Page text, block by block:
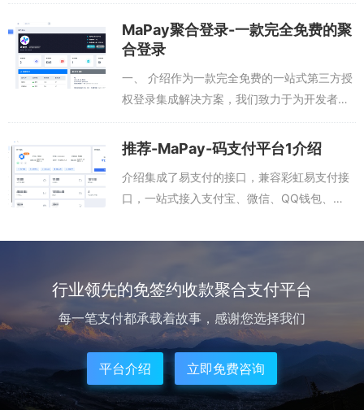
效快，费率低！微信支付接口，支付宝接口，
QQ钱包接口，免签支付，易支付，码支付...
MaPay聚合登录-一款完全免费的聚
合登录
一、 介绍作为一款完全免费的一站式第三方授
权登录集成解决方案，我们致力于为开发者提
供零成本的便捷登录服务，帮助您消除注册壁
垒，提升用户体验。官方平台地址：
推荐-MaPay-码支付平台1介绍
介绍集成了易支付的接口，兼容彩虹易支付接
口，一站式接入支付宝、微信、QQ钱包、
应产品，效率高，见效快，费率低！微信支付
行业领先的免签约收款聚合支付平台
每一笔支付都承载着故事，感谢您选择我们
平台介绍 立即免费咨询